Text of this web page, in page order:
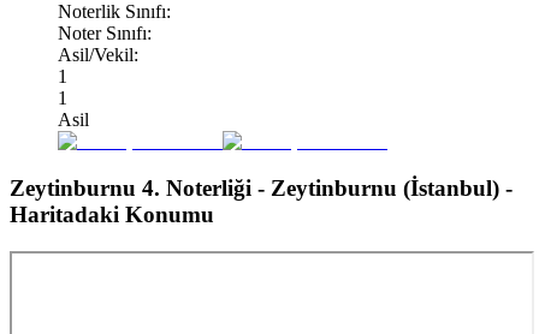
Noterlik Sınıfı:
Noter Sınıfı:
Asil/Vekil:
1
1
Asil
Zeytinburnu 4. Noterliği - Zeytinburnu (İstanbul) -
Haritadaki Konumu